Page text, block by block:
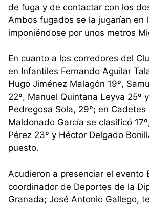
de fuga y de contactar con los
Ambos fugados se la jugarían en
imponiéndose por unos metros
En cuanto a los corredores del
en Infantiles Fernando Aguilar
Hugo Jiménez Malagón 19º,
22º, Manuel Quintana Leyva 25º
Pedregosa Sola, 29º; en Cadetes
Maldonado García se clasificó
Pérez 23º y Héctor Delgado
puesto.
Acudieron a presenciar el evento
coordinador de Deportes de la
Granada; José Antonio Gallego,